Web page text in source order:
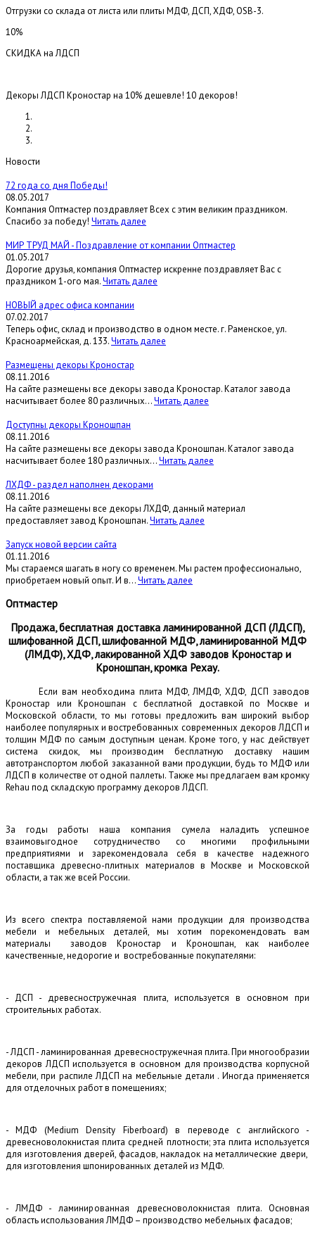
Отгрузки со склада от листа или плиты МДФ, ДСП, ХДФ, OSB-3.
10%
СКИДКА на ЛДСП
Декоры ЛДСП Кроностар на 10% дешевле! 10 декоров!
Новости
72 года со дня Победы!
08.05.2017
Компания Оптмастер поздравляет Всех с этим великим праздником.
Спасибо за победу! Читать далее
МИР ТРУД МАЙ - Поздравление от компании Оптмастер
01.05.2017
Дорогие друзья, компания Оптмастер искренне поздравляет Вас с
праздником 1-ого мая.Читать далее
НОВЫЙ адрес офиса компании
07.02.2017
Теперь офис, склад и производство в одном месте. г. Раменское, ул.
Красноармейская, д. 133.Читать далее
Размещены декоры Кроностар
08.11.2016
На сайте размещены все декоры завода Кроностар. Каталог завода
насчитывает более 80 различных...Читать далее
Доступны декоры Кроношпан
08.11.2016
На сайте размещены все декоры завода Кроношпан. Каталог завода
насчитывает более 180 различных...Читать далее
ЛХДФ - раздел наполнен декорами
08.11.2016
На сайте размещены все декоры ЛХДФ, данный материал
предоставляет завод Кроношпан.Читать далее
Запуск новой версии сайта
01.11.2016
Мы стараемся шагать в ногу со временем. Мы растем профессионально,
приобретаем новый опыт. И в...Читать далее
Оптмастер
Продажа, бесплатная доставка ламинированной ДСП (ЛДСП),
шлифованной ДСП, шлифованной МДФ, ламинированной МДФ
(ЛМДФ), ХДФ, лакированной ХДФ заводов Кроностар и
Кроношпан, кромка Рехау.
Если вам необходима плита МДФ, ЛМДФ, ХДФ, ДСП заводов
Кроностар или Кроношпан с бесплатной доставкой по Москве и
Московской области, то мы готовы предложить вам широкий выбор
наиболее популярных и востребованных современных декоров ЛДСП и
толщин МДФ по самым доступным ценам. Кроме того, у нас действует
система скидок, мы производим бесплатную доставку нашим
автотранспортом любой заказанной вами продукции, будь то МДФ или
ЛДСП в количестве от одной паллеты. Также мы предлагаем вам кромку
Rehau под складскую программу декоров ЛДСП.
За годы работы наша компания сумела наладить успешное
взаимовыгодное сотрудничество со многими профильными
предприятиями и зарекомендовала себя в качестве надежного
поставщика древесно-плитных материалов в Москве и Московской
области, а так же всей России.
Из всего спектра поставляемой нами продукции для производства
мебели и мебельных деталей, мы хотим порекомендовать вам
материалы заводов Кроностар и Кроношпан, как наиболее
качественные, недорогие и востребованные покупателями:
- ДСП - древесностружечная плита, используется в основном при
строительных работах.
- ЛДСП - ламинированная древесностружечная плита. При многообразии
декоров ЛДСП используется в основном для производства корпусной
мебели, при распиле ЛДСП на мебельные детали . Иногда применяется
для отделочных работ в помещениях;
- МДФ (Medium Density Fiberboard) в переводе с английского -
древесноволокнистая плита средней плотности; эта плита используется
для изготовления дверей, фасадов, накладок на металлические двери,
для изготовления шпонированных деталей из МДФ.
- ЛМДФ - ламинированная древесноволокнистая плита. Основная
область использования ЛМДФ – производство мебельных фасадов;